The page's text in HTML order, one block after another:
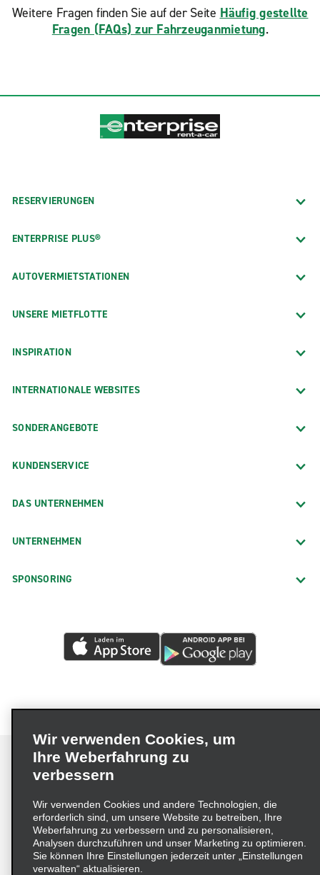
Weitere Fragen finden Sie auf der Seite Häufig gestellte
Fragen (FAQs) zur Fahrzeuganmietung.
RESERVIERUNGEN
ENTERPRISE PLUS®
AUTOVERMIETSTATIONEN
UNSERE MIETFLOTTE
INSPIRATION
INTERNATIONALE WEBSITES
SONDERANGEBOTE
KUNDENSERVICE
DAS UNTERNEHMEN
UNTERNEHMEN
SPONSORING
Impressum Nutzungsbedingungen
Datenschutzrichtlinie
Cookie-Richtlinie
Datenschutzoptionen
Lieferkettensorgfaltspflichtengesetz (LkSG) Grundsatzerklärung
Beschwerdeverfahren nach dem
Wir verwenden Cookies, um
Ihre Weberfahrung zu
verbessern
Wir verwenden Cookies und andere Technologien, die
erforderlich sind, um unsere Website zu betreiben, Ihre
Weberfahrung zu verbessern und zu personalisieren,
Analysen durchzuführen und unser Marketing zu optimieren.
Sie können Ihre Einstellungen jederzeit unter „Einstellungen
verwalten“ aktualisieren.